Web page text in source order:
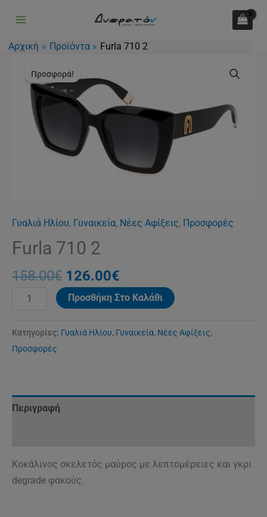
περιεχόμενο
Αρχική Προϊόντα Furla 710 2
Προσφορά!
Γυαλιά Ηλίου, Γυναικεία, Νέες Αφίξεις, Προσφορές
Furla 710 2
158.00€
price
was:
158.00€.
126.00€
τιμή
είναι:
126.00€.
ποσότητα
Προσθήκη Στο Καλάθι
Κατηγορίες: Γυαλιά Ηλίου, Γυναικεία, Νέες Αφίξεις,
Προσφορές
Περιγραφή
Κοκάλινος σκελετός μαύρος με λεπτομέρειες και γκρι
degrade φακούς.
ποσότητα